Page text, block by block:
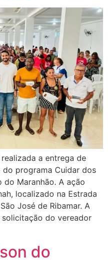
a entrega de
programa Cuidar dos
do Maranhão. A ação
localizado na Estrada
José de Ribamar. A
do vereador
do